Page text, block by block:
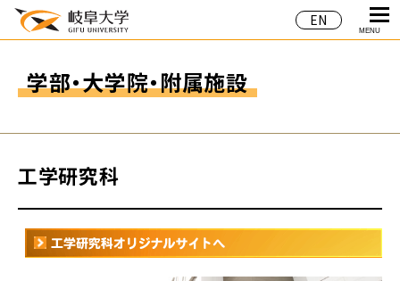
EN
MENU
学部・大学院・附属施設
工学研究科